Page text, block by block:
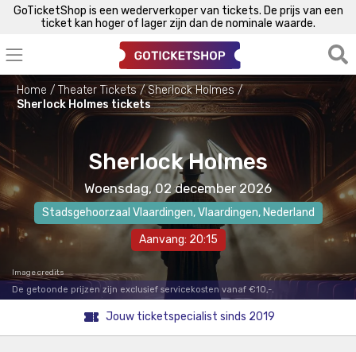
GoTicketShop is een wederverkoper van tickets. De prijs van een
ticket kan hoger of lager zijn dan de nominale waarde.
Home Theater Tickets
Sherlock Holmes
Sherlock Holmes tickets
Sherlock Holmes
Woensdag, 02 december 2026
Stadsgehoorzaal Vlaardingen,Vlaardingen, Nederland
Aanvang: 20:15
Image credits
De getoonde prijzen zijn exclusief servicekosten vanaf €10,-.
Jouw ticketspecialist sinds 2019